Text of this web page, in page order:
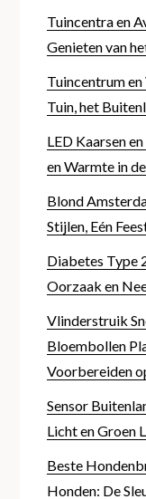
Tuincentra en
Genieten van
Tuincentrum
Tuin, het
LED Kaarsen
en Warmte in
Blond
Stijlen, Eén
Diabetes Type
Oorzaak en
Vlinderstruik
Bloembollen
Voorbereiden
Sensor
Licht en Groen
Beste
Honden: De